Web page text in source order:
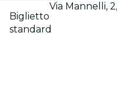
Biglietto
standard
Via Mannelli,